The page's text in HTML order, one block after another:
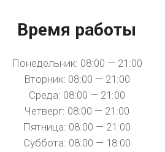
Время работы
Понедельник: 08:00 — 21:00
Вторник: 08:00 — 21:00
Среда: 08:00 — 21:00
Четверг: 08:00 — 21:00
Пятница: 08:00 — 21:00
Суббота: 08:00 — 18:00